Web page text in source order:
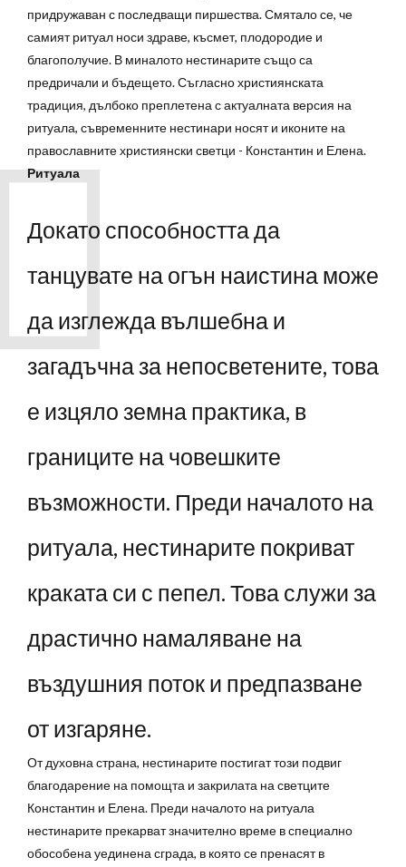
придружаван с последващи пиршества. Смятало се, че
самият ритуал носи здраве, късмет, плодородие и
благополучие. В миналото нестинарите също са
предричали и бъдещето.Съгласно християнската
традиция, дълбоко преплетена с актуалната версия на
ритуала, съвременните нестинари носят и иконите на
православните християнски светци - Константин и Елена.
Ритуала
Докато способността да
танцувате на огън наистина може
да изглежда вълшебна и
загадъчна за непосветените, това
е изцяло земна практика, в
границите на човешките
възможности. Преди началото на
ритуала, нестинарите покриват
краката си с пепел. Това служи за
драстично намаляване на
въздушния поток и предпазване
от изгаряне.
От духовна страна, нестинарите постигат този подвиг
благодарение на помощта и закрилата на светците
Константин и Елена. Преди началото на ритуала
нестинарите прекарват значително време в специално
обособена уединена сграда, в която се пренасят в